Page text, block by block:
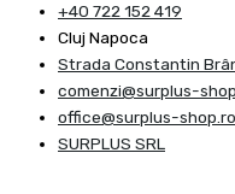
+40 722 152 419
Cluj Napoca
Strada Constantin
comenzi@surplus-
office@surplus-shop.ro
SURPLUS SRL